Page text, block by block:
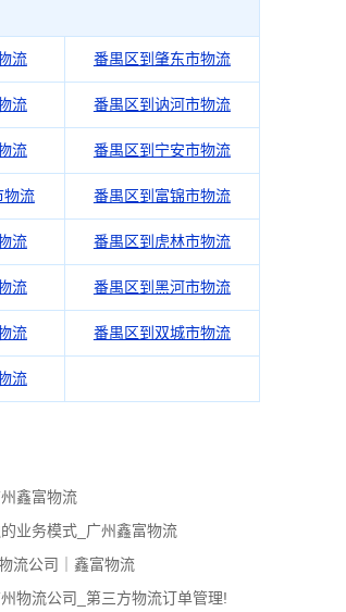
流 番禺区到肇东市物流
流 番禺区到讷河市物流
流 番禺区到宁安市物流
物流 番禺区到富锦市物流
流 番禺区到虎林市物流
流 番禺区到黑河市物流
流 番禺区到双城市物流
流
鑫富物流
业务模式_广州鑫富物流
流公司｜鑫富物流
物流公司_第三方物流订单管理!